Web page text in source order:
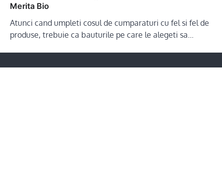
Merita Bio
Atunci cand umpleti cosul de cumparaturi cu fel si fel de
produse, trebuie ca bauturile pe care le alegeti sa…